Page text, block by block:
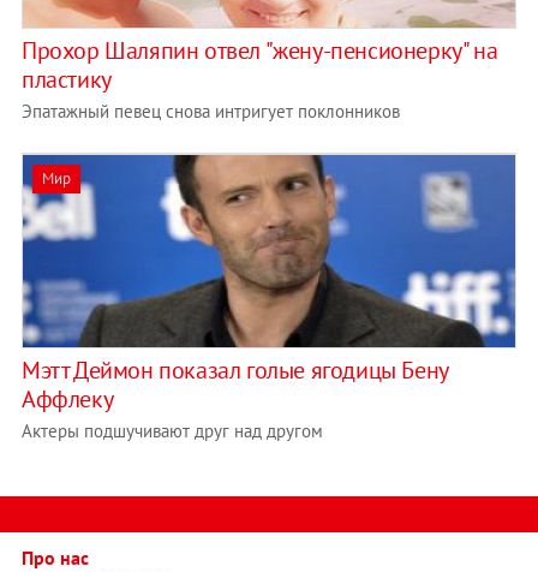
Прохор Шаляпин отвел "жену-пенсионерку" на
пластику
Эпатажный певец снова интригует поклонников
Мир
Мэтт Деймон показал голые ягодицы Бену
Аффлеку
Актеры подшучивают друг над другом
Про нас